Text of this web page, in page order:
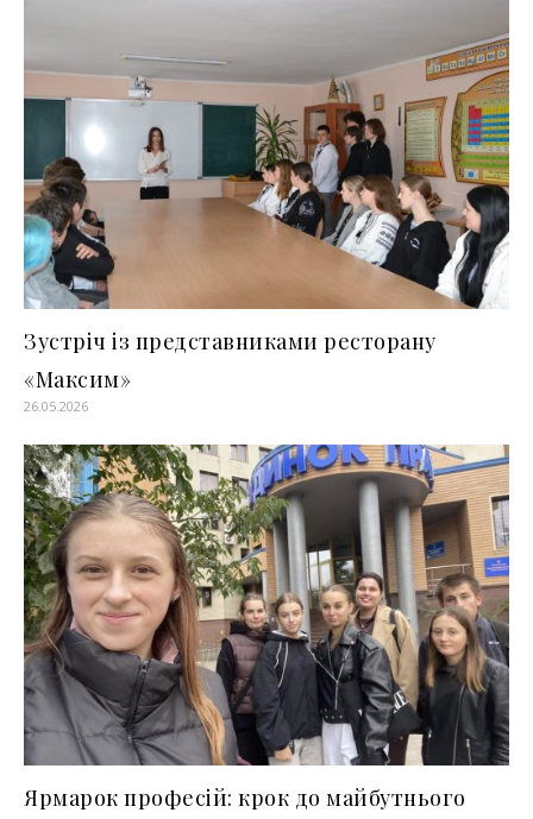
Зустріч із представниками ресторану
«Максим»
26.05.2026
Ярмарок професій: крок до майбутнього